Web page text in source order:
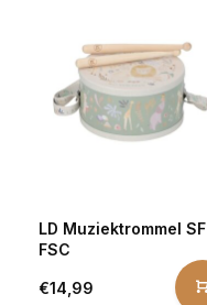
LD Muziektrommel SF
FSC
€14,99